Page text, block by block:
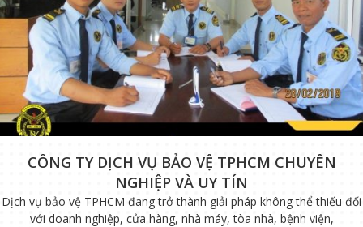
CÔNG TY DỊCH VỤ BẢO VỆ TPHCM CHUYÊN
NGHIỆP VÀ UY TÍN
Dịch vụ bảo vệ TPHCM đang trở thành giải pháp không thể thiếu đối
với doanh nghiệp, cửa hàng, nhà máy, tòa nhà, bệnh viện,